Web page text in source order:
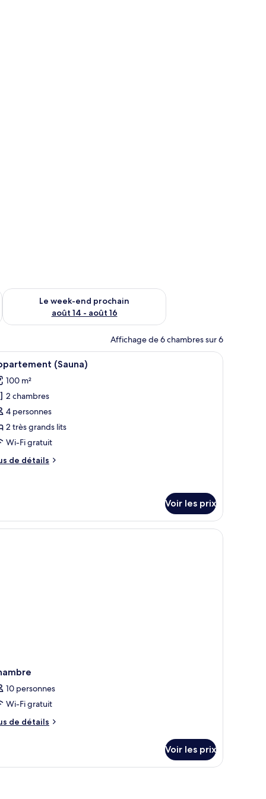
août 7 - août 9
Le week-end prochain
août 14 - août 16
Vérifier la disponibilité pour le week-end prochain août 14 -
Affichage de 6 chambres sur 6
motifs chevrons, d’un canapé bleu foncé, d’un coin repas avec une table
:
Une pièce spacieuse avec un grand miroir
42 (Sauna)
100 m²
2 chambres
4 personnes
2 très grands lits
Wi-Fi gratuit
de détails
Voir les prix
10 personnes
Wi-Fi gratuit
de détails
Voir les prix